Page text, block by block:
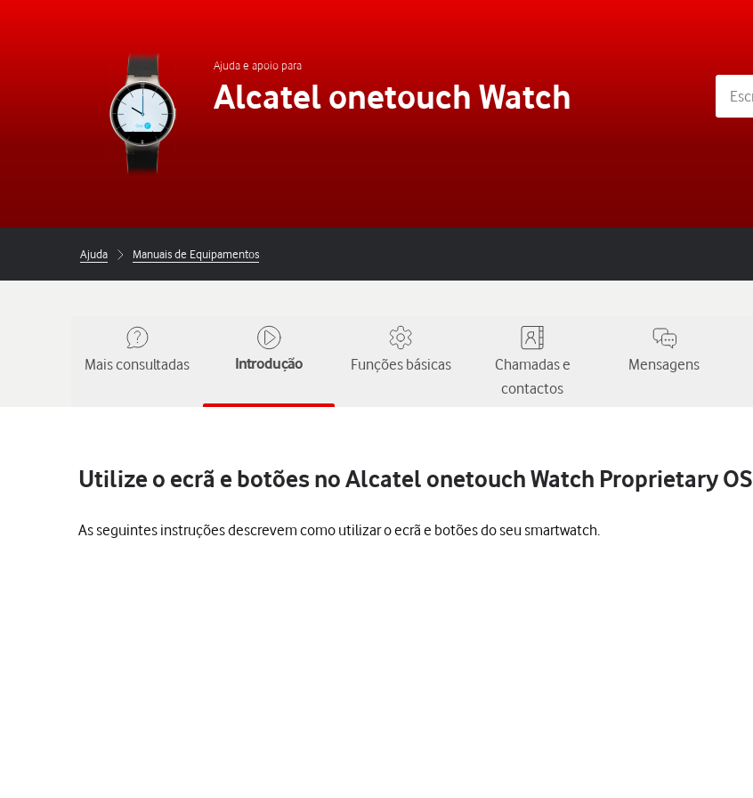
Ajuda e apoio para
Alcatel onetouch Watch
Ajuda Manuais de Equipamentos
Mais consultadas Introdução Funções básicas
Chamadas e
contactos
Mensagens
Utilize o ecrã e botões no Alcatel onetouch Watch Proprietary OS
As seguintes instruções descrevem como utilizar o ecrã e botões do seu smartwatch.